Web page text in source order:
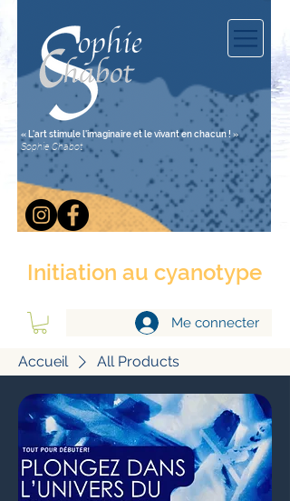
« L'art stimule l'imaginaire et le vivant en chacun ! »
Sophie Chabot
Initiation au cyanotype
Me connecter
Accueil All Products